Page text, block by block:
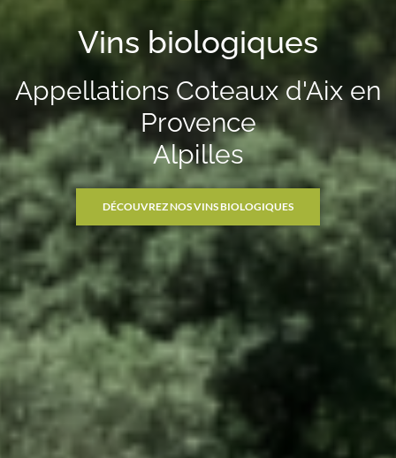
Vins biologiques
Appellations Coteaux d'Aix en
Provence
Alpilles
DÉCOUVREZ NOS VINS BIOLOGIQUES